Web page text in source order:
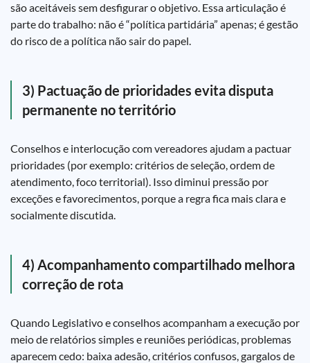
são aceitáveis sem desfigurar o objetivo. Essa articulação é
parte do trabalho: não é “política partidária” apenas; é gestão
do risco de a política não sair do papel.
3) Pactuação de prioridades evita disputa
permanente no território
Conselhos e interlocução com vereadores ajudam a pactuar
prioridades (por exemplo: critérios de seleção, ordem de
atendimento, foco territorial). Isso diminui pressão por
exceções e favorecimentos, porque a regra fica mais clara e
socialmente discutida.
4) Acompanhamento compartilhado melhora
correção de rota
Quando Legislativo e conselhos acompanham a execução por
meio de relatórios simples e reuniões periódicas, problemas
aparecem cedo: baixa adesão, critérios confusos, gargalos de